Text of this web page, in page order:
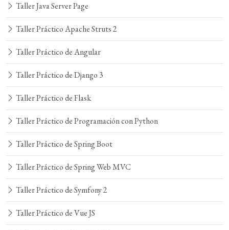
Taller Java Server Page
Taller Práctico Apache Struts 2
Taller Práctico de Angular
Taller Práctico de Django 3
Taller Práctico de Flask
Taller Práctico de Programación con Python
Taller Práctico de Spring Boot
Taller Práctico de Spring Web MVC
Taller Práctico de Symfony 2
Taller Práctico de Vue JS